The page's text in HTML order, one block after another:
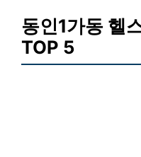
동인1가동 헬
TOP 5